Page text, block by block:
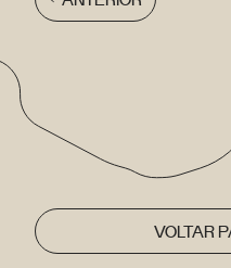
VOLTAR